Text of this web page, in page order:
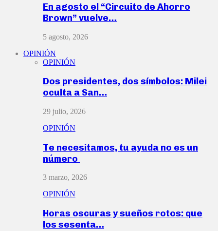
En agosto el “Circuito de Ahorro
Brown” vuelve…
5 agosto, 2026
OPINIÓN
OPINIÓN
Dos presidentes, dos símbolos: Milei
oculta a San…
29 julio, 2026
OPINIÓN
Te necesitamos, tu ayuda no es un
número
3 marzo, 2026
OPINIÓN
Horas oscuras y sueños rotos: que
los sesenta…